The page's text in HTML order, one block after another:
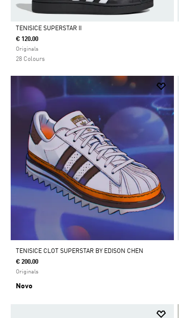
Da
TENISICE SUPERSTAR II
€ 120.00
Originals
28 Colours
TENISICE CLOT SUPERSTAR BY EDISON CHEN
€ 200.00
Originals
Novo